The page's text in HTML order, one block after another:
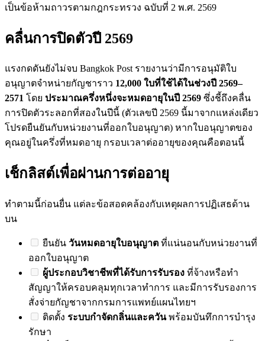
เป็นข้อห้ามถาวรตามกฎกระทรวง ฉบับที่ 2 พ.ศ. 2569
คลื่นการปิดตัวปี 2569
แรงกดดันยังไม่จบ Bangkok Post รายงานว่ามีการอนุมัติใบ
อนุญาตจำหน่ายกัญชาราว 12,000 ใบที่ใช้ได้ในช่วงปี 2569–
2571 โดย ประมาณครึ่งหนึ่งจะหมดอายุในปี 2569 ซึ่งชี้ถึงคลื่น
การปิดตัวระลอกที่สองในปีนี้ (ตัวเลขปี 2569 นี้มาจากแหล่งเดียว
โปรดยืนยันกับหน่วยงานที่ออกใบอนุญาต) หากใบอนุญาตของ
คุณอยู่ในครึ่งที่หมดอายุ กรอบเวลาต่ออายุของคุณคือตอนนี้
เช็กลิสต์เพื่อผ่านการต่ออายุ
ทำตามนี้ก่อนยื่น แต่ละข้อสอดคล้องกับเหตุผลการปฏิเสธด้าน
บน
ยืนยัน วันหมดอายุใบอนุญาต ที่แน่นอนกับหน่วยงานที่
ออกใบอนุญาต
ผู้ประกอบวิชาชีพที่ได้รับการรับรอง ที่จ้างหรือทำ
สัญญาให้ครอบคลุมทุกเวลาทำการ และมีการรับรองการ
สั่งจ่ายกัญชาจากกรมการแพทย์แผนไทยฯ
ติดตั้ง ระบบกำจัดกลิ่นและควันพร้อมบันทึกการบำรุง
รักษา